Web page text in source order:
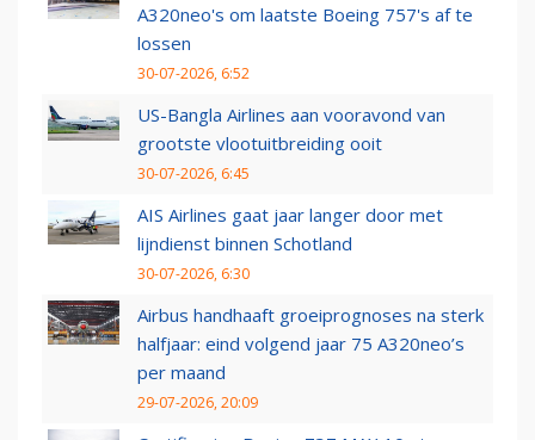
A320neo's om laatste Boeing 757's af te
lossen
30-07-2026, 6:52
US-Bangla Airlines aan vooravond van
grootste vlootuitbreiding ooit
30-07-2026, 6:45
AIS Airlines gaat jaar langer door met
lijndienst binnen Schotland
30-07-2026, 6:30
Airbus handhaaft groeiprognoses na sterk
halfjaar: eind volgend jaar 75 A320neo’s
per maand
29-07-2026, 20:09